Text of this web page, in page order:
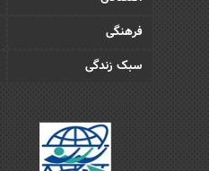
فرهنگی
سبک زندگی